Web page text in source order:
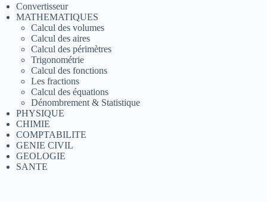
Convertisseur
MATHEMATIQUES
Calcul des volumes
Calcul des aires
Calcul des périmètres
Trigonométrie
Calcul des fonctions
Les fractions
Calcul des équations
Dénombrement & Statistique
PHYSIQUE
CHIMIE
COMPTABILITE
GENIE CIVIL
GEOLOGIE
SANTE